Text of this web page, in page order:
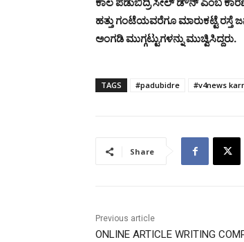
ಹತ್ತು ಗಂಟೆಯವರೆಗೂ ಮಾರುಕಟ್ಟೆ ರಸ್ತೆ
ಅಂಗಡಿ ಮುಗ್ಗಟ್ಟುಗಳನ್ನು ಮುಚ್ವಿಸಿದ್ದರು.
TAGS #padubidre #v4news
Share
Previous article
ONLINE ARTICLE WRITING